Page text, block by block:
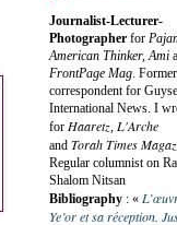
Journalist-Lecturer-
Photographer for
American Thinker, Ami
FrontPage Mag. Former
correspondent for
International News. I
for Haaretz, L'Arche
and Torah Times
Regular columnist on
Shalom Nitsan
Bibliography : «
Ye’or et sa réception.